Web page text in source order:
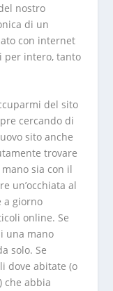
nostro
di un
con internet
per intero, tanto
del sito
cercando di
sito anche
trovare
sia con il
un’occhiata al
a giorno
online. Se
una mano
solo. Se
dove abitate (o
che abbia